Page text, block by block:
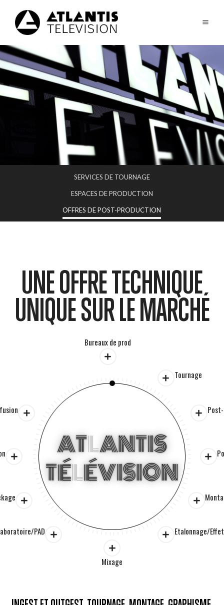
SERVICES DE TOURNAGE
ESPACES DE PRODUCTION
OFFRES DE POST-PRODUCTION
UNE OFFRE TECHNIQUE
UNIQUE SUR LE MARCHÉ
Bureaux de prod
Tournage
Etalonnage/
Mixage
PAD
ATLANTIS
TÉLÉVISION